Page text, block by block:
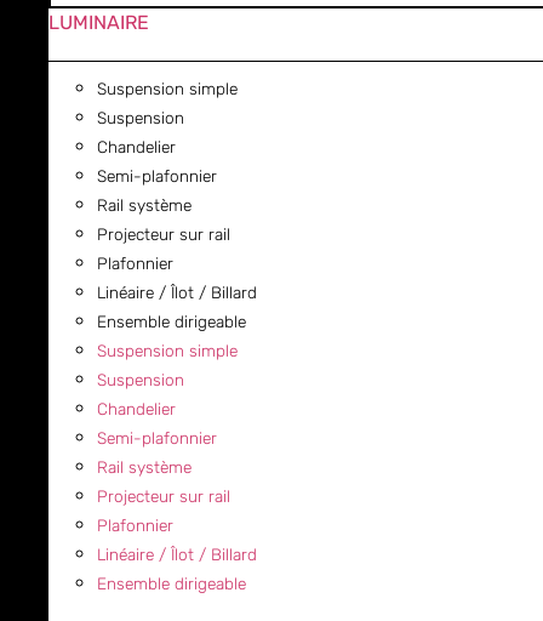
LUMINAIRE
Suspension simple
Suspension
Chandelier
Semi-plafonnier
Rail système
Projecteur sur rail
Plafonnier
Linéaire / Îlot / Billard
Ensemble dirigeable
Suspension simple
Suspension
Chandelier
Semi-plafonnier
Rail système
Projecteur sur rail
Plafonnier
Linéaire / Îlot / Billard
Ensemble dirigeable